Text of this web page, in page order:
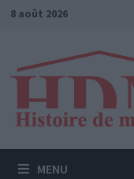
Passer
8 août 2026
MENU